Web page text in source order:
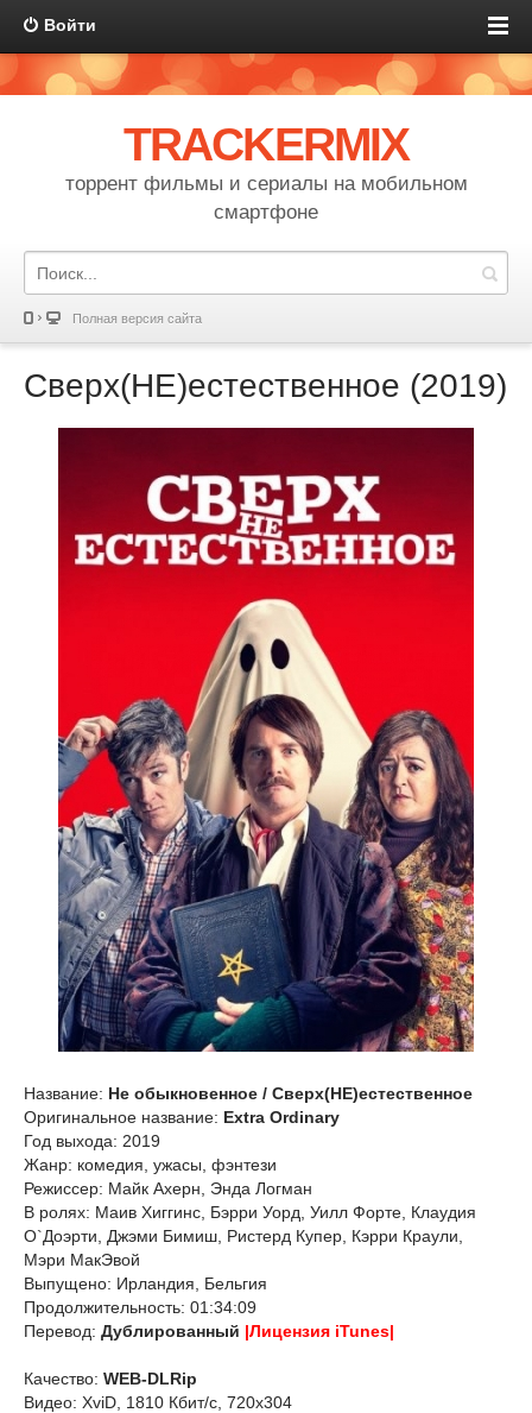
Войти
TRACKERMIX
торрент фильмы и сериалы на мобильном
смартфоне
Полная версия сайта
Сверх(НЕ)естественное (2019)
Название: Не обыкновенное / Сверх(НЕ)естественное
Оригинальное название: Extra Ordinary
Год выхода: 2019
Жанр: комедия, ужасы, фэнтези
Режиссер: Майк Ахерн, Энда Логман
В ролях: Маив Хиггинс, Бэрри Уорд, Уилл Форте, Клаудия
О`Доэрти, Джэми Бимиш, Ристерд Купер, Кэрри Краули,
Мэри МакЭвой
Выпущено: Ирландия, Бельгия
Продолжительность: 01:34:09
Перевод: Дублированный |Лицензия iTunes|
Качество: WEB-DLRip
Видео: XviD, 1810 Кбит/с, 720x304